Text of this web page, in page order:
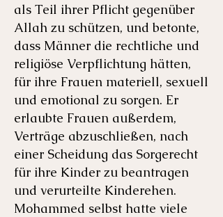
als Teil ihrer Pflicht gegenüber
Allah zu schützen, und betonte,
dass Männer die rechtliche und
religiöse Verpflichtung hätten,
für ihre Frauen materiell, sexuell
und emotional zu sorgen. Er
erlaubte Frauen außerdem,
Verträge abzuschließen, nach
einer Scheidung das Sorgerecht
für ihre Kinder zu beantragen
und verurteilte Kinderehen.
Mohammed selbst hatte viele